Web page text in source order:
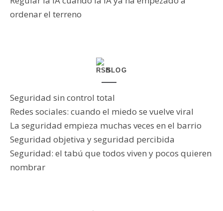
ordenar el terreno
BLOG
Seguridad sin control total
Redes sociales: cuando el miedo se vuelve viral
La seguridad empieza muchas veces en el barrio
Seguridad objetiva y seguridad percibida
Seguridad: el tabú que todos viven y pocos quieren
nombrar